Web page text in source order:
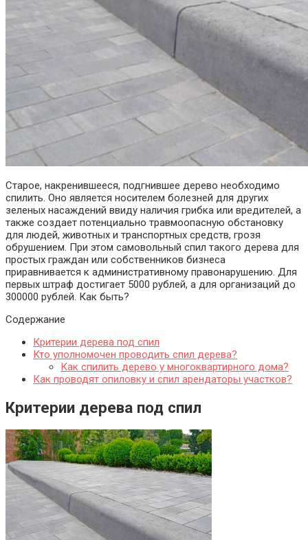
Старое, накренившееся, подгнившее дерево необходимо
спилить. Оно является носителем болезней для других
зеленых насаждений ввиду наличия грибка или вредителей, а
также создает потенциально травмоопасную обстановку
для людей, животных и транспортных средств, грозя
обрушением. При этом самовольный спил такого дерева для
простых граждан или собственников бизнеса
приравнивается к административному правонарушению. Для
первых штраф достигает 5000 рублей, а для организаций до
300000 рублей. Как быть?
Содержание
Критерии дерева под спил
Кто уполномочен проводить спил дерева?
Как спилить дерево у многоквартирного дома?
Как проводят опиловку и спил арендаторы участков?
Критерии дерева под спил